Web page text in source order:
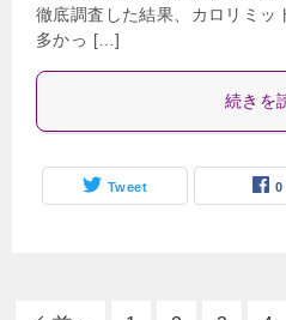
徹底調査した結果、カロリミッ
多かっ […]
続きを
Tweet 0